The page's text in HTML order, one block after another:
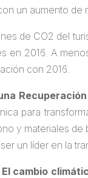
un aumento de
de CO2 del
en 2016. A
con 2016.
para
y materiales
un líder en la
El cambio